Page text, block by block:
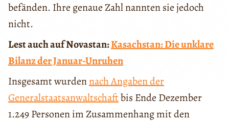
befänden. Ihre genaue Zahl nannten sie jedoch
nicht.
Lest auch auf Novastan:Kasachstan: Die unklare
Bilanz der Januar-Unruhen
Insgesamt wurdennach Angaben der
Generalstaatsanwaltschaftbis Ende Dezember
1.249 Personen im Zusammenhang mit den